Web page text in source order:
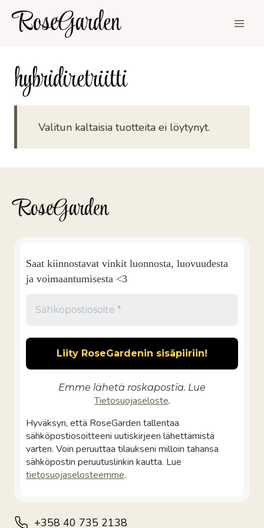
Siirry
sisältöön
RoseGarden
hybridiretriitti
Valitun kaltaisia tuotteita ei löytynyt.
RoseGarden
Saat kiinnostavat vinkit luonnosta, luovuudesta
ja voimaantumisesta <3
Emme lähetä roskapostia. Lue
Tietosuojaseloste.
Hyväksyn, että RoseGarden tallentaa
sähköpostiosoitteeni uutiskirjeen lähettämistä
varten. Voin peruuttaa tilaukseni milloin tahansa
sähköpostin peruutuslinkin kautta. Lue
tietosuojaselosteemme.
+358 40 735 2138